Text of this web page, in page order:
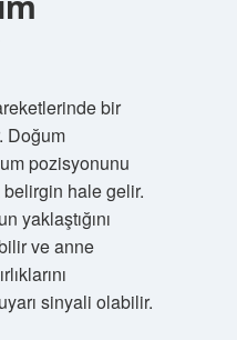
bir
Doğum
pozisyonunu
hale gelir.
yaklaştığını
ve anne
sinyali olabilir.